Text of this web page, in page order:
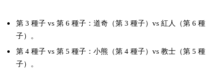
第 3 種子 vs 第 6 種子：道奇（第 3 種子）vs 紅人（第 6 種
子）。
第 4 種子 vs 第 5 種子：小熊（第 4 種子）vs 教士（第 5 種
子）。